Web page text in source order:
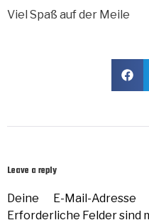
Viel Spaß auf der Meile
Leave a reply
Deine E-Mail-
Erforderliche Felder sind